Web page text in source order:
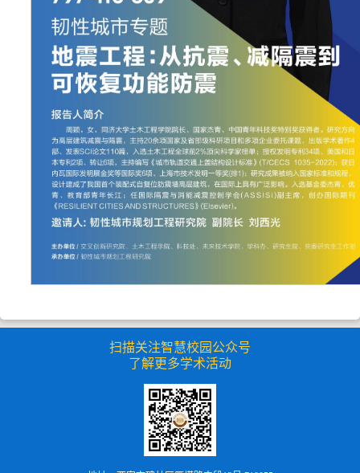
扫描关注智慧校园公众号
了解更多学术活动